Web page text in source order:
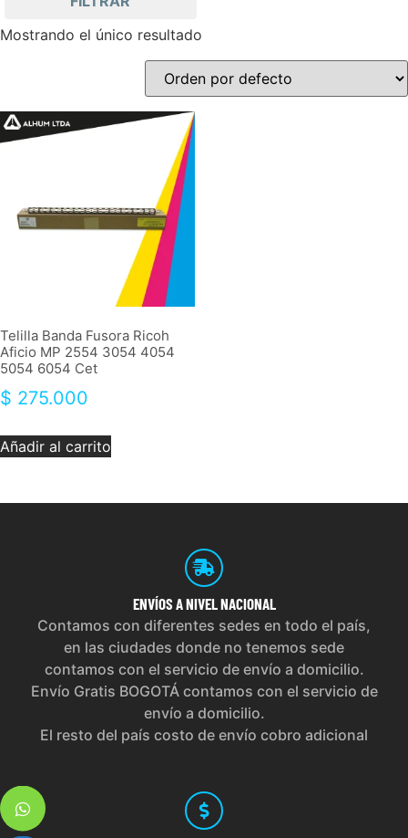
Mostrando el único resultado
Telilla Banda Fusora Ricoh
Aficio MP 2554 3054 4054
5054 6054 Cet
$ 275.000
Añadir al carrito
ENVÍOS A NIVEL NACIONAL
Contamos con diferentes sedes en todo el país,
en las ciudades donde no tenemos sede
contamos con el servicio de envío a domicilio.
Envío Gratis BOGOTÁ contamos con el servicio de
envío a domicilio.
El resto del país costo de envío cobro adicional